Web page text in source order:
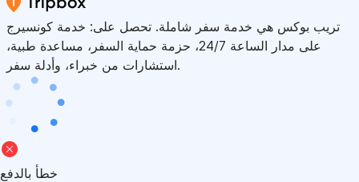
تريب بوكس هي خدمة سفر شاملة. تحصل على: خدمة كونسيرج
على مدار الساعة 24/7، حزمة حماية السفر، مساعدة طبية،
استشارات من خبراء، وأدلة سفر.
خطأ بالدفع